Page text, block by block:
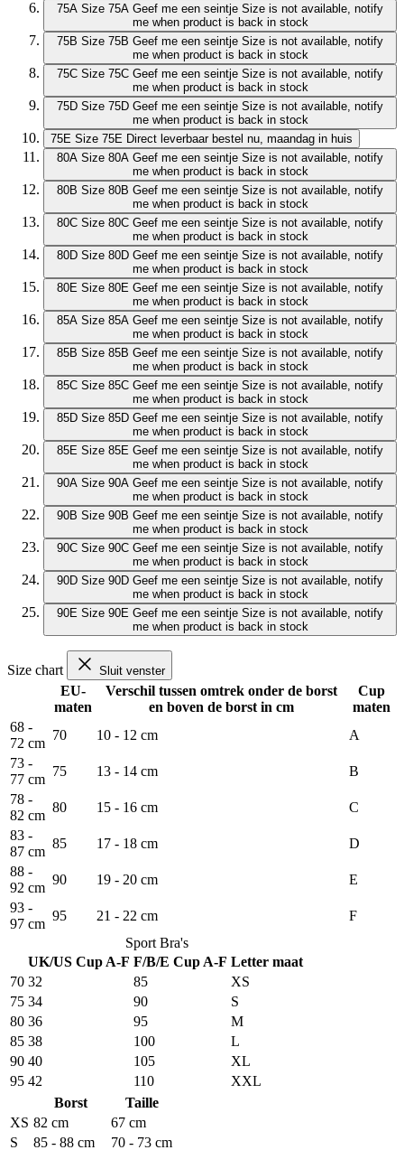
75A Size 75A Geef me een seintje Size is not available, notify
me when product is back in stock
75B Size 75B Geef me een seintje Size is not available, notify
me when product is back in stock
75C Size 75C Geef me een seintje Size is not available, notify
me when product is back in stock
75D Size 75D Geef me een seintje Size is not available, notify
me when product is back in stock
75E Size 75E Direct leverbaar bestel nu, maandag in huis
80A Size 80A Geef me een seintje Size is not available, notify
me when product is back in stock
80B Size 80B Geef me een seintje Size is not available, notify
me when product is back in stock
80C Size 80C Geef me een seintje Size is not available, notify
me when product is back in stock
80D Size 80D Geef me een seintje Size is not available, notify
me when product is back in stock
80E Size 80E Geef me een seintje Size is not available, notify
me when product is back in stock
85A Size 85A Geef me een seintje Size is not available, notify
me when product is back in stock
85B Size 85B Geef me een seintje Size is not available, notify
me when product is back in stock
85C Size 85C Geef me een seintje Size is not available, notify
me when product is back in stock
85D Size 85D Geef me een seintje Size is not available, notify
me when product is back in stock
85E Size 85E Geef me een seintje Size is not available, notify
me when product is back in stock
90A Size 90A Geef me een seintje Size is not available, notify
me when product is back in stock
90B Size 90B Geef me een seintje Size is not available, notify
me when product is back in stock
90C Size 90C Geef me een seintje Size is not available, notify
me when product is back in stock
90D Size 90D Geef me een seintje Size is not available, notify
me when product is back in stock
90E Size 90E Geef me een seintje Size is not available, notify
me when product is back in stock
Size chart Sluit venster
EU-
maten
Verschil tussen omtrek onder de borst
en boven de borst in cm
Cup
maten
68 -
72 cm
70 10 - 12 cm
A
73 -
77 cm
75 13 - 14 cm
B
78 -
82 cm
80 15 - 16 cm
C
83 -
87 cm
85 17 - 18 cm
D
88 -
92 cm
90 19 - 20 cm
E
93 -
97 cm
95 21 - 22 cm
F
Sport Bra's
UK/US Cup A-F F/B/E Cup A-F Letter maat
70 32 85
XS
75 34 90
S
80 36 95
M
85 38 100
L
90 40 105
XL
95 42 110
XXL
Borst
Taille
XS 82 cm
67 cm
S
85 - 88 cm 70 - 73 cm